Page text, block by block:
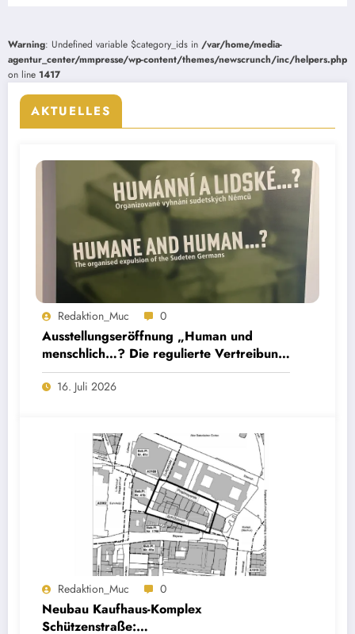
Warning: Undefined variable $category_ids in /var/home/media-
agentur_center/mmpresse/wp-content/themes/newscrunch/inc/helpers.php
on line 1417
AKTUELLES
Redaktion_Muc 0
Ausstellungseröffnung „Human und
menschlich…? Die regulierte Vertreibung
der Sudetendeutschen“
16. Juli 2026
Redaktion_Muc 0
Neubau Kaufhaus-Komplex
Schützenstraße: